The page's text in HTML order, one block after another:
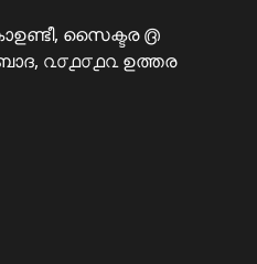
സൈക്ടര ൫
൨൦൧൦൧൨ ഉത്തര